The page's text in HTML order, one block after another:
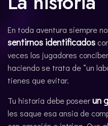
En toda aventura siempre
sentirnos identificados
veces los jugadores
haciendo se trata de “un
tienes que evitar.
Tu historia debe poseerun
les saque esa ansia de